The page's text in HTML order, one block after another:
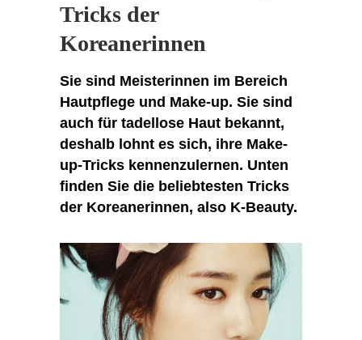
Tricks der
Koreanerinnen
Sie sind Meisterinnen im Bereich
Hautpflege und Make-up. Sie sind
auch für tadellose Haut bekannt,
deshalb lohnt es sich, ihre Make-
up-Tricks kennenzulernen. Unten
finden Sie die beliebtesten Tricks
der Koreanerinnen, also K-Beauty.